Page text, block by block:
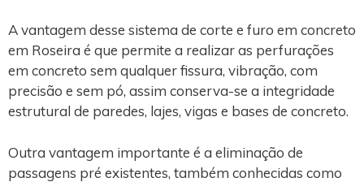
A vantagem desse sistema de corte e furo em concreto
em Roseira é que permite a realizar as perfurações
em concreto sem qualquer fissura, vibração, com
precisão e sem pó, assim conserva-se a integridade
estrutural de paredes, lajes, vigas e bases de concreto.
Outra vantagem importante é a eliminação de
passagens pré existentes, também conhecidas como